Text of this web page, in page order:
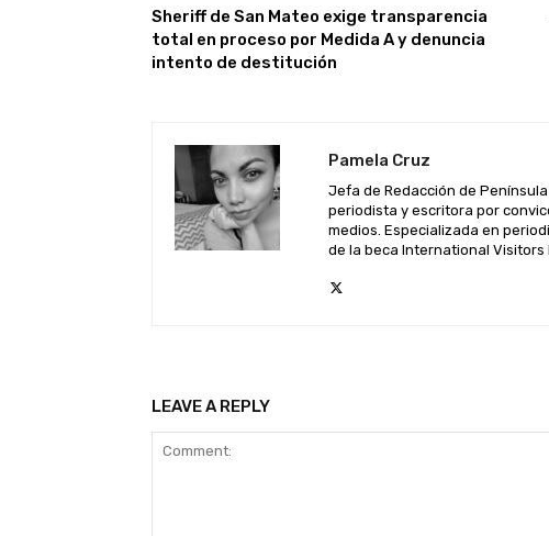
Sheriff de San Mateo exige transparencia
total en proceso por Medida A y denuncia
intento de destitución
Pamela Cruz
Jefa de Redacción de
periodista y escritora por
medios. Especializada en
de la beca International Visitors
LEAVE A REPLY